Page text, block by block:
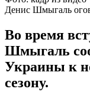
Денис Шмыгаль
Во время
Шмыгаль
Украины к
сезону.